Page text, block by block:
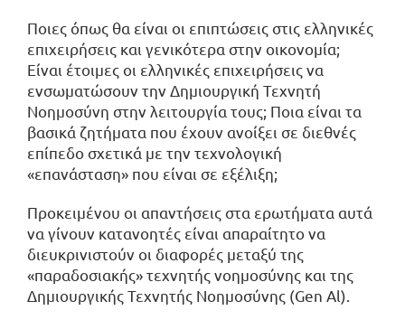
Ποιες όπως θα είναι οι επιπτώσεις στις ελληνικές
επιχειρήσεις και γενικότερα στην οικονομία;
Είναι έτοιμες οι ελληνικές επιχειρήσεις να
ενσωματώσουν την Δημιουργική Τεχνητή
Νοημοσύνη στην λειτουργία τους; Ποια είναι τα
βασικά ζητήματα που έχουν ανοίξει σε διεθνές
επίπεδο σχετικά με την τεχνολογική
«επανάσταση» που είναι σε εξέλιξη;
Προκειμένου οι απαντήσεις στα ερωτήματα αυτά
να γίνουν κατανοητές είναι απαραίτητο να
διευκρινιστούν οι διαφορές μεταξύ της
«παραδοσιακής» τεχνητής νοημοσύνης και της
Δημιουργικής Τεχνητής Νοημοσύνης (Gen Al).